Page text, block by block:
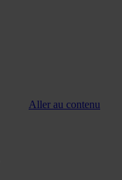
Aller au contenu